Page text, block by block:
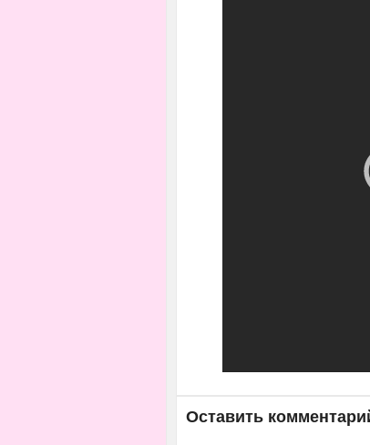
Оставить